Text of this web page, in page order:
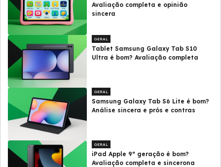
Avaliação completa e opinião
sincera
GERAL
Tablet Samsung Galaxy Tab S10
Ultra é bom? Avaliação completa
GERAL
Samsung Galaxy Tab S6 Lite é bom?
Análise sincera e prós e contras
GERAL
iPad Apple 9ª geração é bom?
Avaliação completa e sincerona